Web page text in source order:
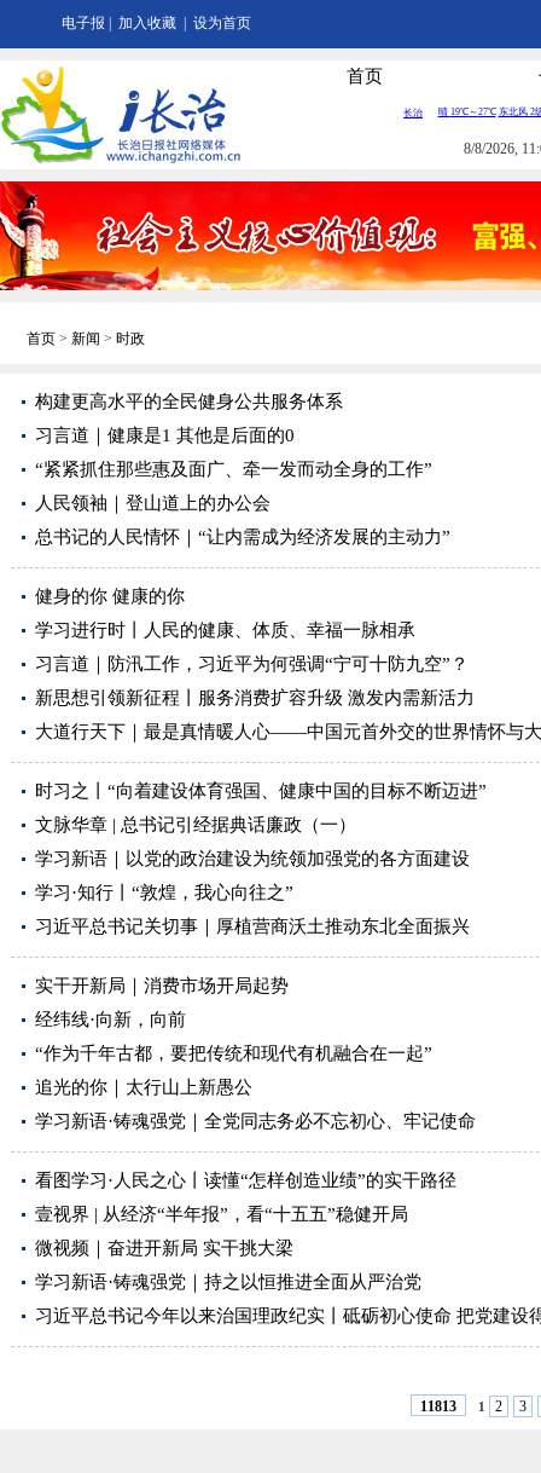
电子报 加入收藏 设为首页
首页
8/8/2026,
首页 > 新闻 > 时政
构建更高水平的全民健身公共服务体系
习言道｜健康是1 其他是后面的0
“紧紧抓住那些惠及面广、牵一发而动全身的工作”
人民领袖｜登山道上的办公会
总书记的人民情怀｜“让内需成为经济发展的主动力”
健身的你 健康的你
学习进行时丨人民的健康、体质、幸福一脉相承
习言道｜防汛工作，习近平为何强调“宁可十防九空”？
新思想引领新征程丨服务消费扩容升级 激发内需新活力
大道行天下｜最是真情暖人心——中国元首外交的世界情怀与
时习之丨“向着建设体育强国、健康中国的目标不断迈进”
文脉华章 | 总书记引经据典话廉政（一）
学习新语｜以党的政治建设为统领加强党的各方面建设
学习·知行丨“敦煌，我心向往之”
习近平总书记关切事｜厚植营商沃土推动东北全面振兴
实干开新局｜消费市场开局起势
经纬线·向新，向前
“作为千年古都，要把传统和现代有机融合在一起”
追光的你｜太行山上新愚公
学习新语·铸魂强党｜全党同志务必不忘初心、牢记使命
看图学习·人民之心丨读懂“怎样创造业绩”的实干路径
壹视界 | 从经济“半年报”，看“十五五”稳健开局
微视频｜奋进开新局 实干挑大梁
学习新语·铸魂强党｜持之以恒推进全面从严治党
习近平总书记今年以来治国理政纪实丨砥砺初心使命 把党建设
11813 1 2 3